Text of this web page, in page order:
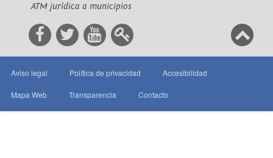
ATM jurídica a municipios
Aviso legal Política de privacidad Accesibilidad
Mapa Web Transparencia Contacto